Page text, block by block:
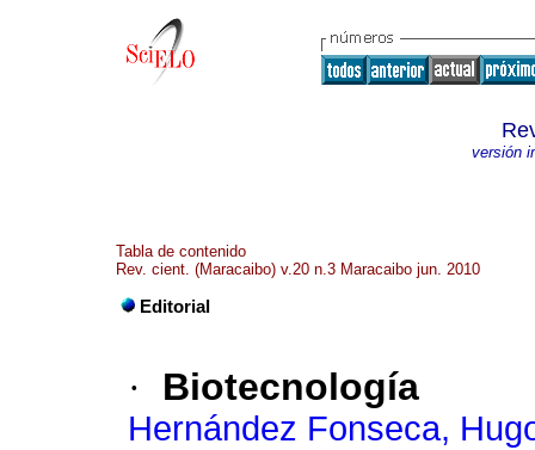
versión
Tabla de contenido
Rev. cient. (Maracaibo) v.20 n.3 Maracaibo jun. 2010
Editorial
· Biotecnología
Hernández Fonseca,